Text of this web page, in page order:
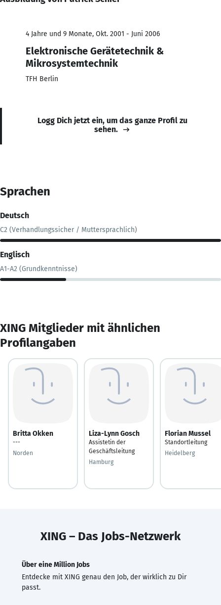
4 Jahre und 9 Monate, Okt. 2001 - Juni 2006
Elektronische Gerätetechnik &
Mikrosystemtechnik
TFH Berlin
Logg Dich jetzt ein, um das ganze Profil zu
sehen.
Sprachen
Deutsch
C2 (Verhandlungssicher / Muttersprachlich)
Englisch
A1-A2 (Grundkenntnisse)
XING Mitglieder mit ähnlichen
Profilangaben
Britta Okken
---
Norden
Liza-Lynn Gosch
Assistetin der
Geschäftsleitung
Hamburg
Florian Mussel
Standortleitung
Heidelberg
XING – Das Jobs-Netzwerk
Über eine Million Jobs
Entdecke mit XING genau den Job, der wirklich zu Dir
passt.